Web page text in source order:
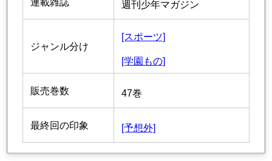
週刊少年マガジン
ジャンル分け
[スポーツ]
[学園もの]
販売巻数 47巻
最終回の印象 [予想外]